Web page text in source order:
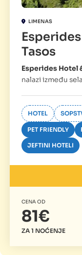
LIMENAS
Tasos
Esperides Hotel
nalazi između
HOTEL
PET FRIENDLY
JEFTINI HOTELI
CENA OD
81€
ZA 1 NOĆENJE